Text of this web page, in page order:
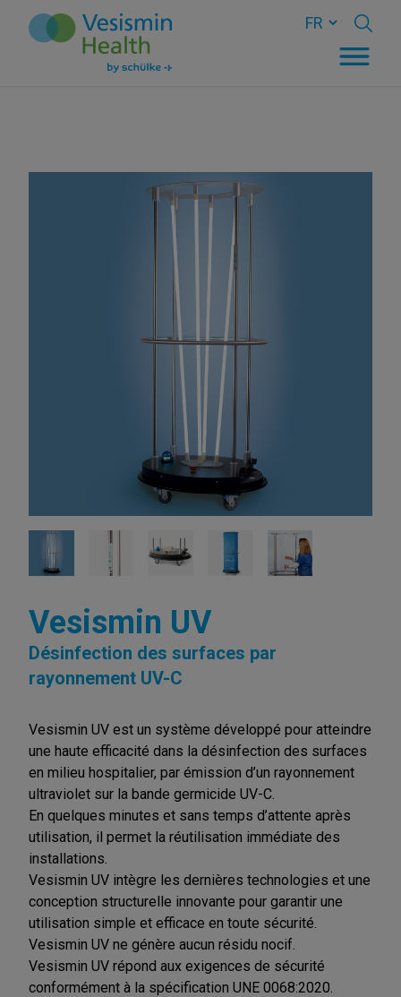
Vesismin UV
Désinfection des surfaces par
rayonnement UV-C
Vesismin UV est un système développé pour atteindre
une haute efficacité dans la désinfection des surfaces
en milieu hospitalier, par émission d’un rayonnement
ultraviolet sur la bande germicide UV-C.
En quelques minutes et sans temps d’attente après
utilisation, il permet la réutilisation immédiate des
installations.
Vesismin UV intègre les dernières technologies et une
conception structurelle innovante pour garantir une
utilisation simple et efficace en toute sécurité.
Vesismin UV ne génère aucun résidu nocif.
Vesismin UV répond aux exigences de sécurité
conformément à la spécification UNE 0068:2020.